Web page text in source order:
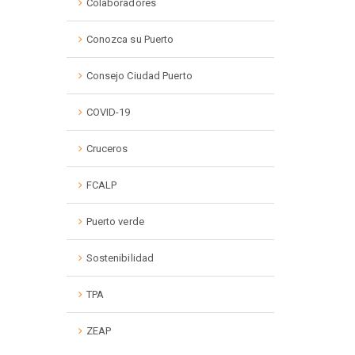
Colaboradores
Conozca su Puerto
Consejo Ciudad Puerto
COVID-19
Cruceros
FCALP
Puerto verde
Sostenibilidad
TPA
ZEAP